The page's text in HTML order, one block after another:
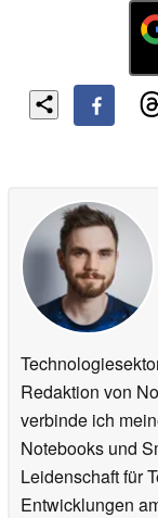
Redaktion von
verbinde ich
Notebooks und
Leidenschaft für
Entwicklungen